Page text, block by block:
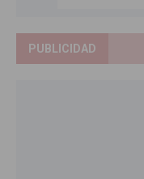
PUBLICIDAD